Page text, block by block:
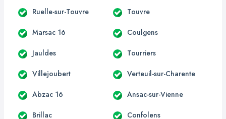
Ruelle-sur-Touvre Touvre
Marsac 16 Coulgens
Jauldes Tourriers
Villejoubert Verteuil-sur-Charente
Abzac 16 Ansac-sur-Vienne
Brillac Confolens